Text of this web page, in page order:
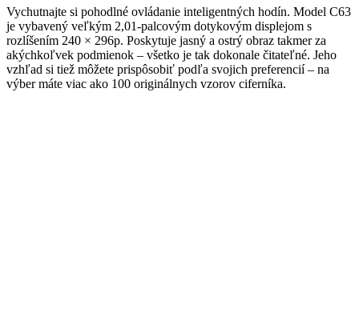
Vychutnajte si pohodlné ovládanie inteligentných hodín. Model C63
je vybavený veľkým 2,01-palcovým dotykovým displejom s
rozlíšením 240 × 296p. Poskytuje jasný a ostrý obraz takmer za
akýchkoľvek podmienok – všetko je tak dokonale čitateľné. Jeho
vzhľad si tiež môžete prispôsobiť podľa svojich preferencií – na
výber máte viac ako 100 originálnych vzorov ciferníka.